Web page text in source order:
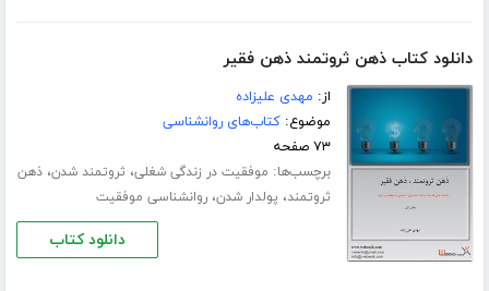
دانلود کتاب ذهن ثروتمند ذهن فقیر
از: مهدی علیزاده
موضوع:کتاب‌های روانشناسی
۷۳ صفحه
برچسب‌ها: موفقیت در زندگی شغلی، ثروتمند شدن،ذهن
ثروتمند، پولدار شدن،روانشناسی موفقیت
دانلود کتاب